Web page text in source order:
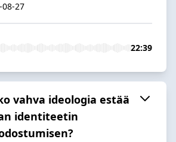
08-27
22:39
vahva ideologia estää
identiteetin